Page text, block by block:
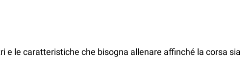
e le caratteristiche che bisogna allenare affinché la corsa sia